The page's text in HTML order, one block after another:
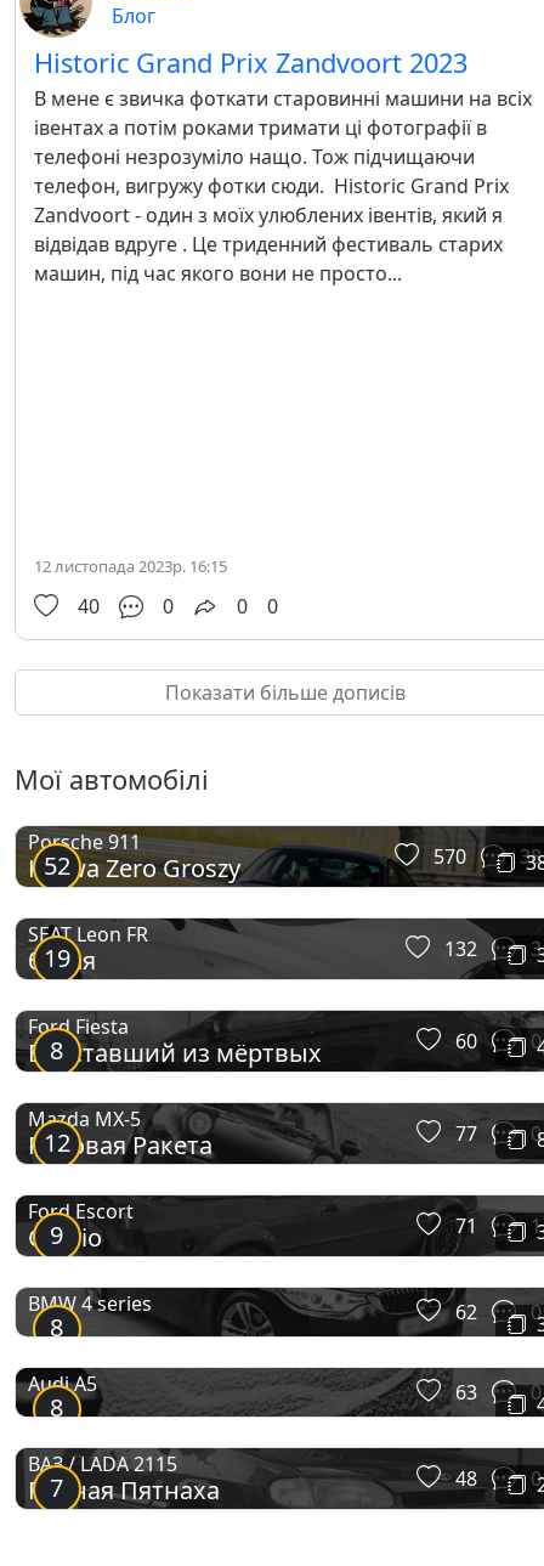
Блог
Historic Grand Prix Zandvoort 2023
В мене є звичка фоткати старовинні машини на всіх
івентах а потім роками тримати ці фотографії в
телефоні незрозуміло нащо. Тож підчищаючи
телефон, вигружу фотки сюди. Historic Grand Prix
Zandvoort - один з моїх улюблених івентів, який я
відвідав вдруге . Це триденний фестиваль старих
машин, під час якого вони не просто...
12 листопада 2023р. 16:15
40 0 0 0
Показати більше дописів
Мої автомобілі
52
Porsche 911
Kurwa Zero Groszy 570 38
19
SEAT Leon FR
бєлая 132 3
8
Ford Fiesta
Восставший из мёртвых 60 0
12
Mazda MX-5
Рисовая Ракета 77 0
9
Ford Escort
Cabrio 71 1
8
BMW 4 series 62 0
8
Audi A5 63 0
7
ВАЗ / LADA 2115
Ровная Пятнаха 48 0